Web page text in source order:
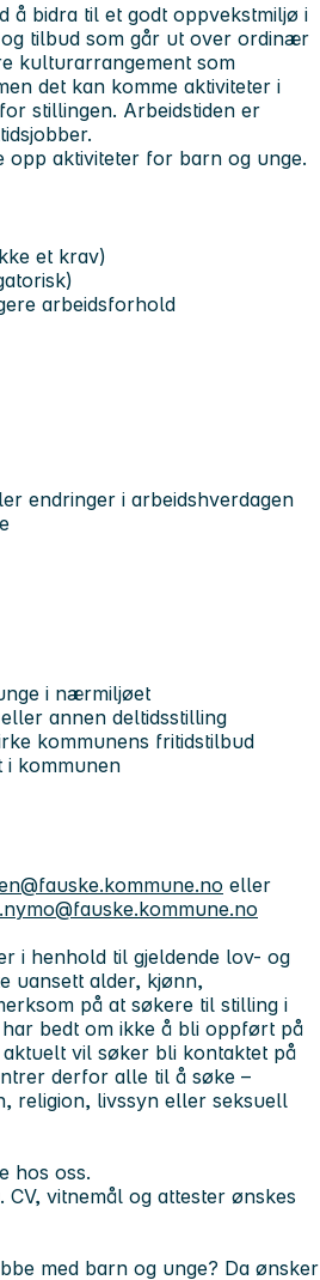
å bidra til et godt oppvekstmiljø i
tilbud som går ut over ordinær
kulturarrangement som
det kan komme aktiviteter i
stillingen. Arbeidstiden er
aktiviteter for barn og unge.
et krav)
arbeidsforhold
endringer i arbeidshverdagen
i nærmiljøet
annen deltidsstilling
kommunens fritidstilbud
i kommunen
eller
i henhold til gjeldende lov- og
uansett alder, kjønn,
på at søkere til stilling i
bedt om ikke å bli oppført på
vil søker bli kontaktet på
derfor alle til å søke –
religion, livssyn eller seksuell
hos oss.
vitnemål og attester ønskes
med barn og unge? Da ønsker